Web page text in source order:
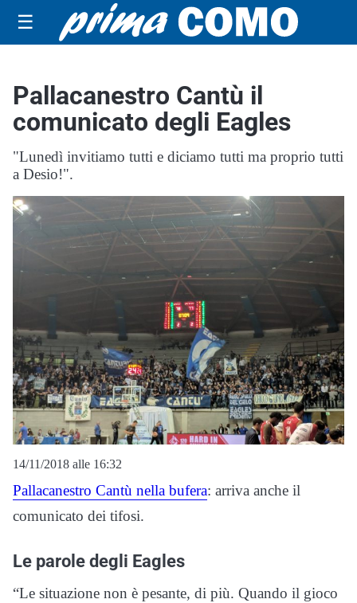
☰
Pallacanestro Cantù il
comunicato degli Eagles
"Lunedì invitiamo tutti e diciamo tutti ma proprio tutti
a Desio!".
14/11/2018 alle 16:32
Pallacanestro Cantù nella bufera: arriva anche il
comunicato dei tifosi.
Le parole degli Eagles
“Le situazione non è pesante, di più. Quando il gioco